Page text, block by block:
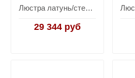
Люстра латунь/стекло прозрачное 92EL-YG60832-8P
29 344 руб